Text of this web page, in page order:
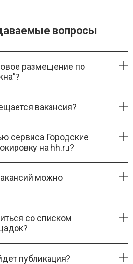
вопросы
размещение по
вакансия?
сервиса Городские
на hh.ru?
можно
со списком
публикация?